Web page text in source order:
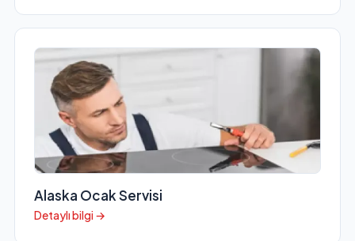
Alaska Ocak Servisi
Detaylı bilgi →